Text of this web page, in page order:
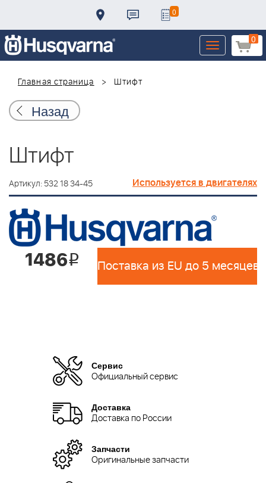
0
0
Toggle
navigation
Главная страница
Штифт
Назад
Штифт
Артикул: 532 18 34-45 Используется в двигателях
1486i Поставка из EU до 5 месяцев
Сервис
Официальный сервис
Доставка
Доставка по России
Запчасти
Оригинальные запчасти